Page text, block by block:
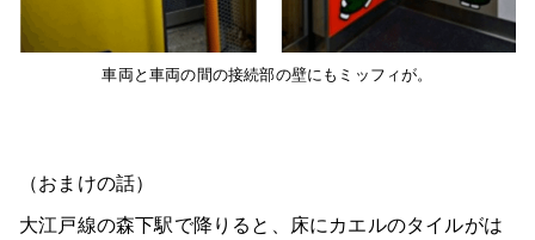
車両と車両の間の接続部の壁にもミッフィが。
（おまけの話）
大江戸線の森下駅で降りると、床にカエルのタイルがは